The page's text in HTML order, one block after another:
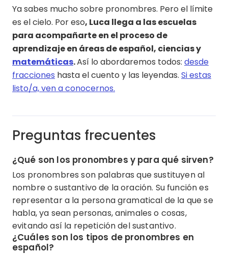
Ya sabes mucho sobre pronombres. Pero el límite
es el cielo. Por eso, Luca llega a las escuelas
para acompañarte en el proceso de
aprendizaje en áreas de español, ciencias y
matemáticas.Así lo abordaremos todos: desde
fracciones hasta el cuento y las leyendas. Si estas
listo/a, ven a conocernos.
Preguntas frecuentes
¿Qué son los pronombres y para qué sirven?
Los pronombres son palabras que sustituyen al
nombre o sustantivo de la oración. Su función es
representar a la persona gramatical de la que se
habla, ya sean personas, animales o cosas,
evitando así la repetición del sustantivo.
¿Cuáles son los tipos de pronombres en
español?